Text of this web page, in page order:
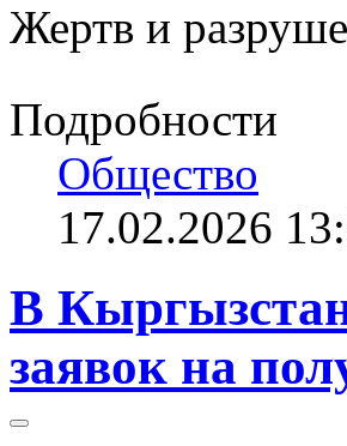
Жертв и
Подробности
Общество
17.02.2026
В
заявок на